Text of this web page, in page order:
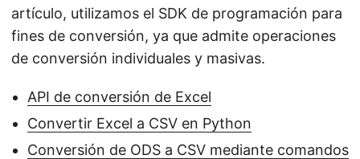
artículo, utilizamos el SDK de programación para
fines de conversión, ya que admite operaciones
de conversión individuales y masivas.
API de conversión de Excel
Convertir Excel a CSV en Python
Conversión de ODS a CSV mediante comandos